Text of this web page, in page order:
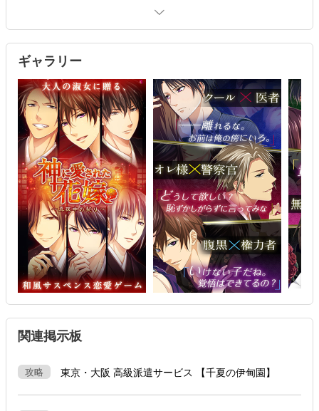
「俺がお前を守る…この命に代えても」
神に愛された花嫁＝生贄となる運命に抗い､
愛する彼の花嫁となることができるのか…!?
ギャラリー
関連掲示板
攻略 東京・大阪 高級派遣サービス 【千夏の伊甸園】